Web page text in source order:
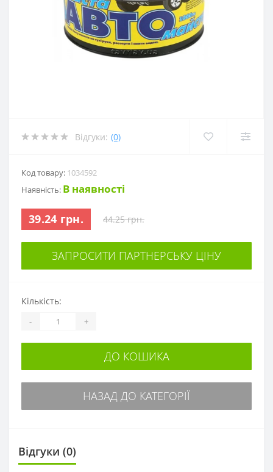
Відгуки: (0)
Код товару: 1034592
Наявність: В наявності
39.24 грн. 44.25 грн.
ЗАПРОСИТИ ПАРТНЕРСЬКУ ЦІНУ
Кількість:
- +
ДО КОШИКА
НАЗАД ДО КАТЕГОРІЇ
Відгуки (0)